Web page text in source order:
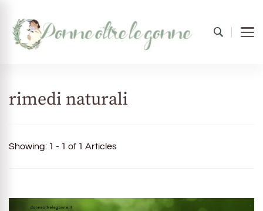
rimedi naturali
Showing: 1 - 1 of 1 Articles